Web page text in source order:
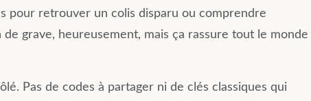
pour retrouver un colis disparu ou comprendre
grave, heureusement, mais ça rassure tout le monde
Pas de codes à partager ni de clés classiques qui